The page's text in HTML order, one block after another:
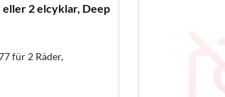
2 elcyklar, Deep
für 2 Räder,